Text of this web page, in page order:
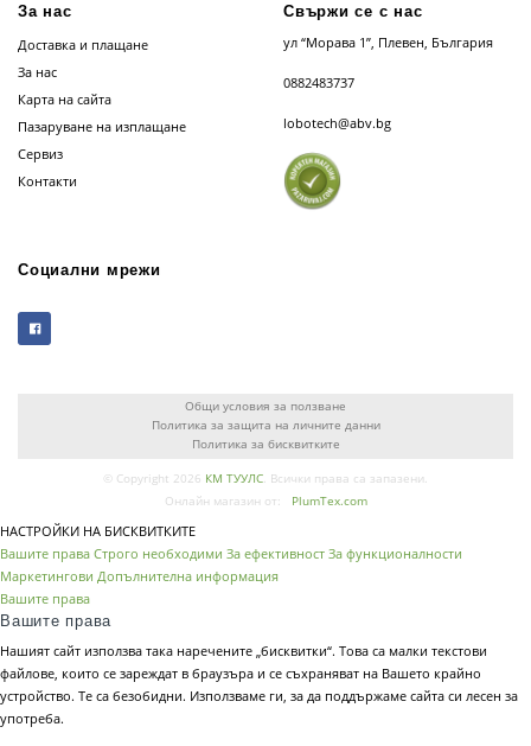
За нас
Доставка и плащане
За нас
Карта на сайта
Пазаруване на изплащане
Сервиз
Контакти
Свържи се с нас
ул “Морава 1”, Плевен, България
0882483737
lobotech@abv.bg
Социални мрежи
Общи условия за ползване
Политика за защита на личните данни
Политика за бисквитките
© Copyright 2026 КМ ТУУЛС. Всички права са запазени.
Онлайн магазин от:
PlumTex.com
НАСТРОЙКИ НА БИСКВИТКИТЕ
Вашите права Строго необходими За ефективност За функционалности
Маркетингови Допълнителна информация
Вашите права
Вашите права
Нашият сайт използва така наречените „бисквитки“. Това са малки текстови
файлове, които се зареждат в браузъра и се съхраняват на Вашето крайно
устройство. Те са безобидни. Използваме ги, за да поддържаме сайта си лесен за
употреба.